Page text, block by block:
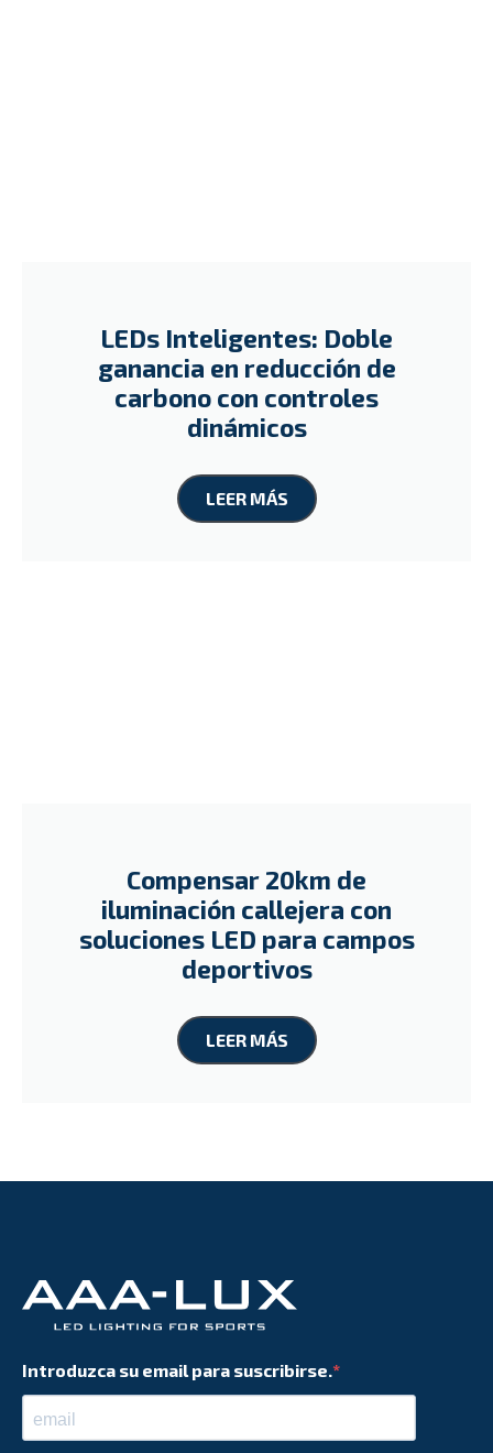
LEDs Inteligentes: Doble
ganancia en reducción de
carbono con controles
dinámicos
LEER MÁS
Compensar 20km de
iluminación callejera con
soluciones LED para campos
deportivos
LEER MÁS
Introduzca su email para suscribirse.